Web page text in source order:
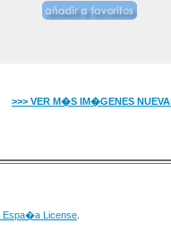
>>> VER M�S IM�GENES
Espa�a License